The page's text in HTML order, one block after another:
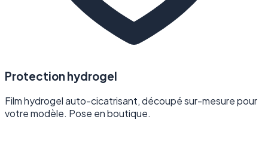
Protection hydrogel
Film hydrogel auto-cicatrisant, découpé sur-mesure pour
votre modèle. Pose en boutique.